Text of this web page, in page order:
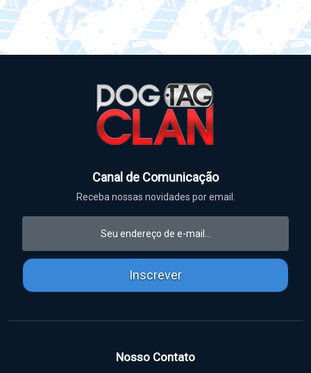
Canal de Comunicação
Receba nossas novidades por email.
Inscrever
Nosso Contato